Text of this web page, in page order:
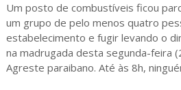
Um posto de combustíveis ficou
um grupo de pelo menos quatro
estabelecimento e fugir levando o
na madrugada desta segunda-feira
Agreste paraibano. Até às 8h,